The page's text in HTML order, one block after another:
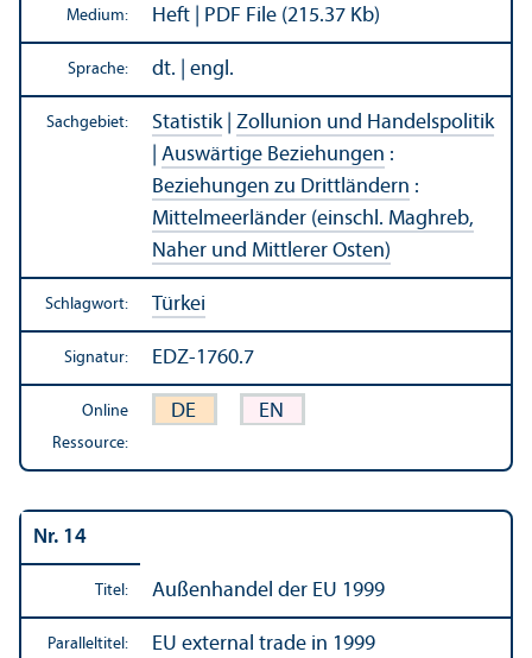
Medium: Heft | PDF File (215.37 Kb)
Sprache: dt. | engl.
Sachgebiet: Statistik| Zollunion und Handels­politik
Auswärtige Beziehungen :
Beziehungen zu Drittländern :
Mittelmeerländer (einschl. Maghreb,
Naher und Mittlerer Osten)
Schlagwort: Türkei
Signatur: EDZ-1760.7
Online
Ressource:
DE EN
Nr. 14
Titel: Außen­handel der EU 1999
Paralleltitel: EU external trade in 1999